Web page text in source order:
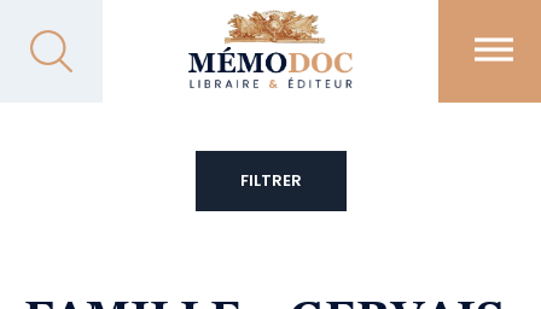
FILTRER